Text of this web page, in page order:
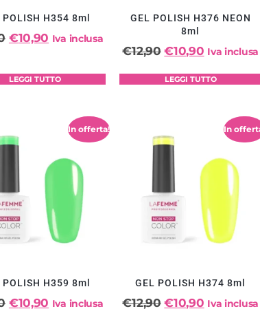
POLISH H354 8ml
€10,90 Iva inclusa
LEGGI TUTTO
GEL POLISH H376 NEON
8ml
€12,90 €10,90 Iva inclusa
LEGGI TUTTO
In offerta!
POLISH H359 8ml
€10,90 Iva inclusa
In
GEL POLISH H374 8ml
€12,90 €10,90 Iva inclusa